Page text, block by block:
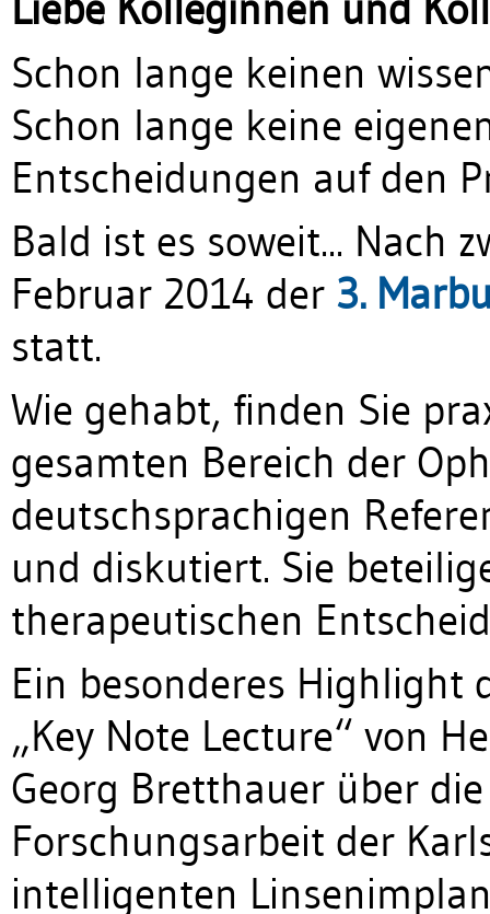
Schon lange keinen
Schon lange keine
Entscheidungen auf den
Bald ist es soweit... Nach
Februar 2014 der 3.
statt.
Wie gehabt, finden Sie
gesamten Bereich der
deutschsprachigen
und diskutiert. Sie
therapeutischen
Ein besonderes Highlight
„Key Note Lecture“ von
Georg Bretthauer über
Forschungsarbeit der
intelligenten